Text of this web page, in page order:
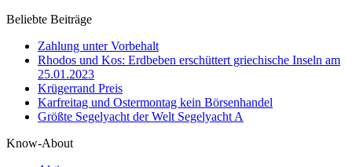
Beliebte Beiträge
Zahlung unter Vorbehalt
Rhodos und Kos: Erdbeben erschüttert griechische Inseln am
25.01.2023
Krügerrand Preis
Karfreitag und Ostermontag kein Börsenhandel
Größte Segelyacht der Welt Segelyacht A
Know-About